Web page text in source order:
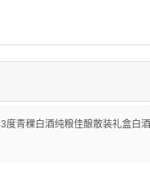
度青稞白酒纯粮佳酿散装礼盒白酒